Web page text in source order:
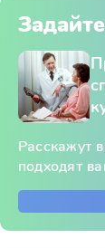
Расскажут
подходят